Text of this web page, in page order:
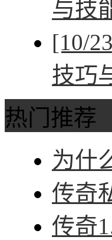
与技
[10/
技巧
热门推荐
为什
传奇
传奇